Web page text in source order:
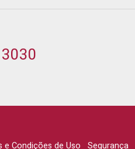
e Condições de Uso Segurança